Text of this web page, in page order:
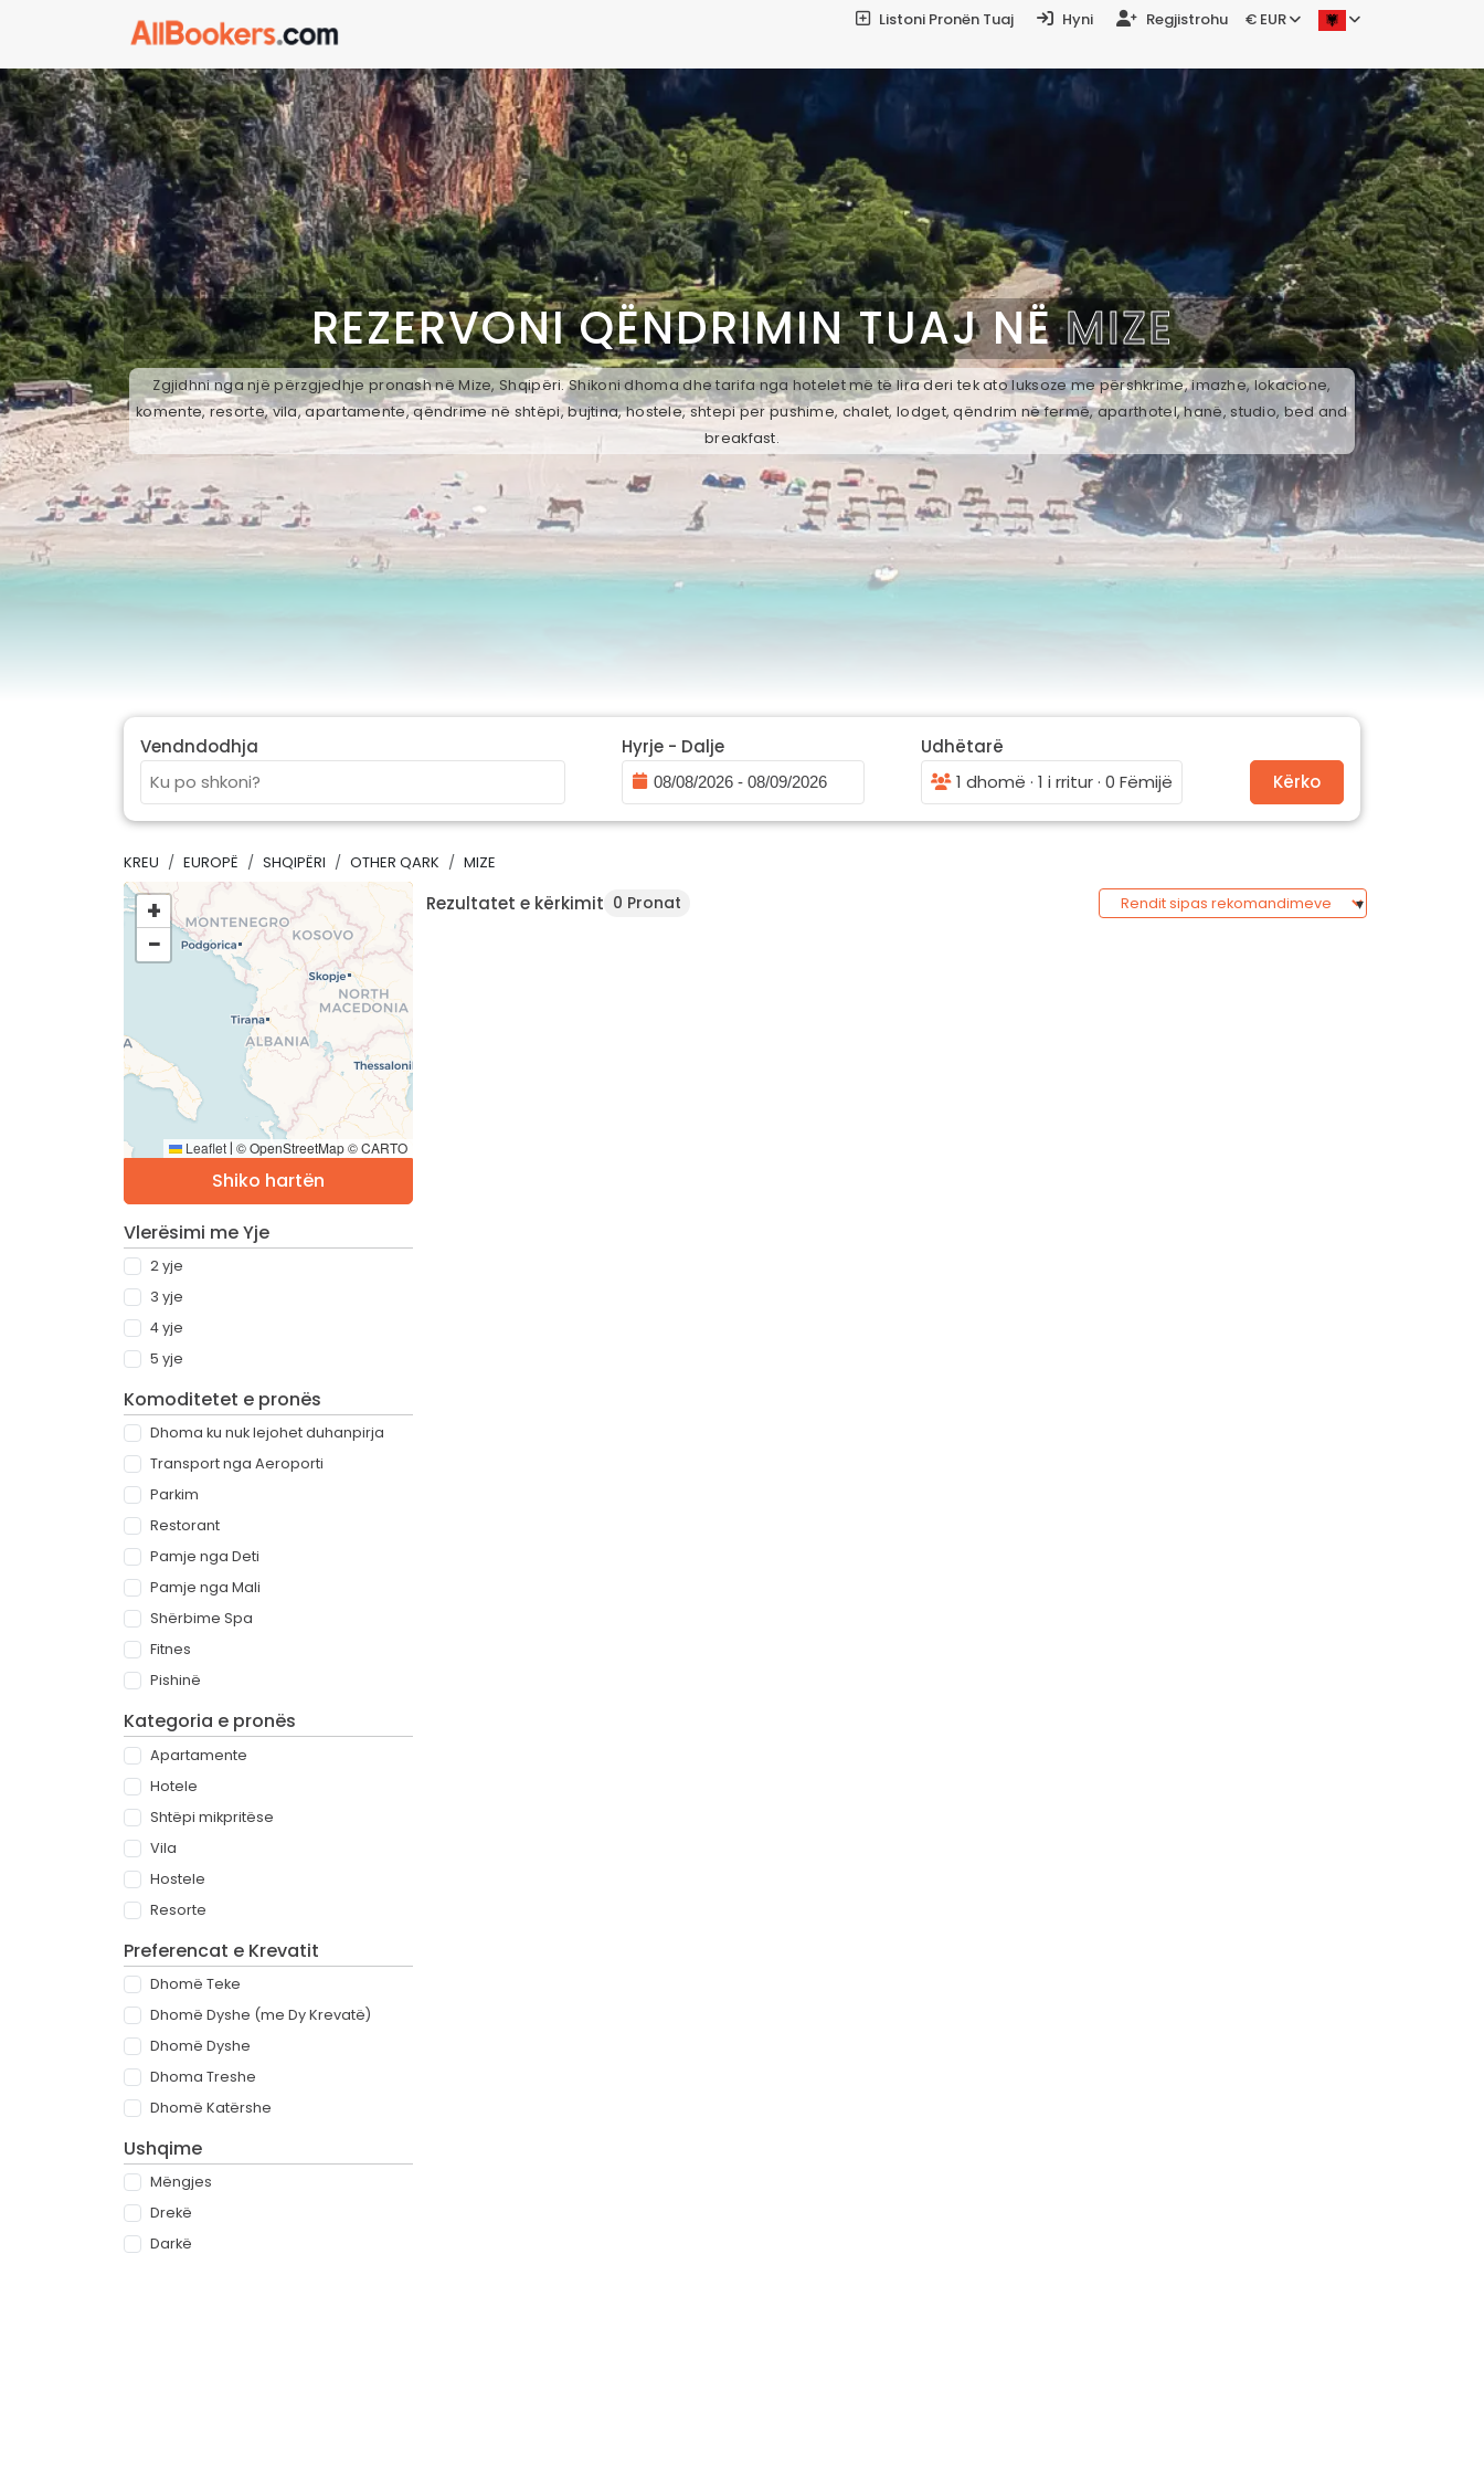
Listoni Pronën Tuaj Hyni Regjistrohu € EUR
REZERVONI QËNDRIMIN TUAJ NËMIZE
Zgjidhni nga një përzgjedhje pronash në Mize, Shqipëri. Shikoni dhoma dhe tarifa nga hotelet më të lira deri tek ato luksoze me përshkrime, imazhe, lokacione,
komente, resorte, vila, apartamente, qëndrime në shtëpi, bujtina, hostele, shtepi per pushime, chalet, lodget, qëndrim në fermë, aparthotel, hanë, studio, bed and
breakfast.
Vendndodhja Hyrje - Dalje
Udhëtarë
1 dhomë · 1 i rritur · 0 Fëmijë
Kërko
KREU EUROPË SHQIPËRI OTHER QARK MIZE
+
−
Leaflet | © OpenStreetMap © CARTO
Shiko hartën
Vlerësimi me Yje
2 yje
3 yje
4 yje
5 yje
Komoditetet e pronës
Dhoma ku nuk lejohet duhanpirja
Transport nga Aeroporti
Parkim
Restorant
Pamje nga Deti
Pamje nga Mali
Shërbime Spa
Fitnes
Pishinë
Kategoria e pronës
Apartamente
Hotele
Shtëpi mikpritëse
Vila
Hostele
Resorte
Preferencat e Krevatit
Dhomë Teke
Dhomë Dyshe (me Dy Krevatë)
Dhomë Dyshe
Dhoma Treshe
Dhomë Katërshe
Ushqime
Mëngjes
Drekë
Darkë
Rezultatet e kërkimit 0 Pronat